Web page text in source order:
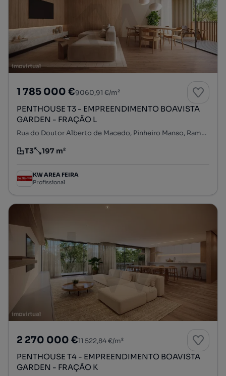
1 785 000 €9060,91 €/m²
PENTHOUSE T3 - EMPREENDIMENTO BOAVISTA
GARDEN - FRAÇÃO L
Rua do Doutor Alberto de Macedo, Pinheiro Manso, Ramalde, Porto, Porto
Tipologia
T3
Preço por metro quadrado
197 m²
KW AREA FEIRA
Profissional
2 270 000 €11 522,84 €/m²
PENTHOUSE T4 - EMPREENDIMENTO BOAVISTA
GARDEN - FRAÇÃO K